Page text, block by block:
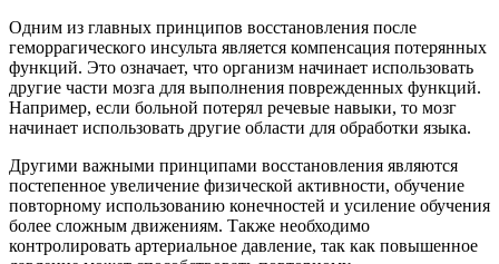
Одним из главных принципов восстановления после
геморрагического инсульта является компенсация потерянных
функций. Это означает, что организм начинает использовать
другие части мозга для выполнения поврежденных функций.
Например, если больной потерял речевые навыки, то мозг
начинает использовать другие области для обработки языка.
Другими важными принципами восстановления являются
постепенное увеличение физической активности, обучение
повторному использованию конечностей и усиление обучения
более сложным движениям. Также необходимо
контролировать артериальное давление, так как повышенное